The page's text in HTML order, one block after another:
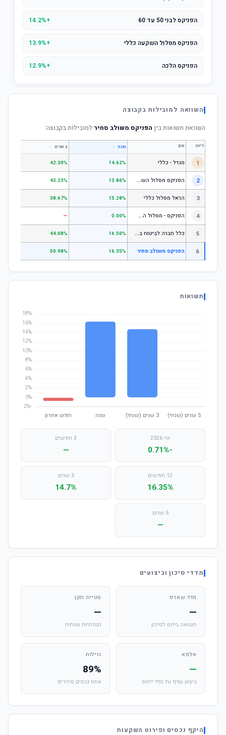
הפניקס לבני 50 עד 60 +14.2%
הפניקס מסלול השקעה כללי +13.9%
הפניקס הלכה +12.9%
השוואה למובילות בקבוצה
השוואת תשואות בין הפניקס משולב סחירלמובילות בקבוצה:
דירוג שם שנה ↕ 3 שנים ↕
1 מגדל - כללי 14.62%
42.30%
2 ה
פניקס מסלול השקעה כללי 13.86%
43.23%
3 הראל מסלול כללי 15.28%
38.67%
4 ה
פניקס - מסלול השקעה בניהול אישי 0.00%
—
5 כ
לל חברה לביטוח בע"מ כללי 16.50%
44.08%
6 הפניקס משולב סחיר 16.35%
50.98%
תשואות
יוני 2026
-0.71%
3 חודשים
—
12 חודשים
16.35%
3 שנים
14.7%
5 שנים
—
מדדי סיכון וביצועים
מדד שארפ
—
תשואה ביחס לסיכון
סטיית תקן
—
תנודתיות שנתית
אלפא
—
ביצוע עודף על מדד ייחוס
נזילות
89%
אחוז נכסים סחירים
היקף נכסים ופירוט השקעות